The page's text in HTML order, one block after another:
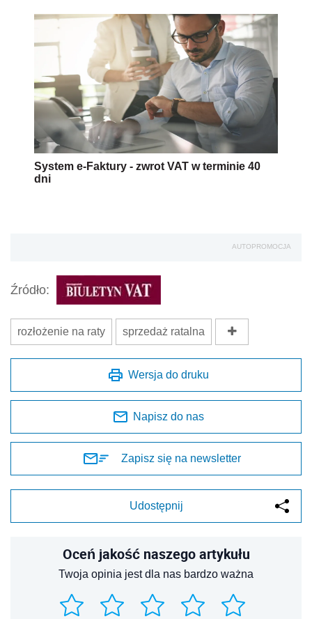
System e-Faktury - zwrot VAT w terminie 40
dni
AUTOPROMOCJA
Źródło:
rozłożenie na raty sprzedaż ratalna
Wersja do druku
Napisz do nas
Zapisz się na newsletter
Udostępnij
Oceń jakość naszego artykułu
Twoja opinia jest dla nas bardzo ważna